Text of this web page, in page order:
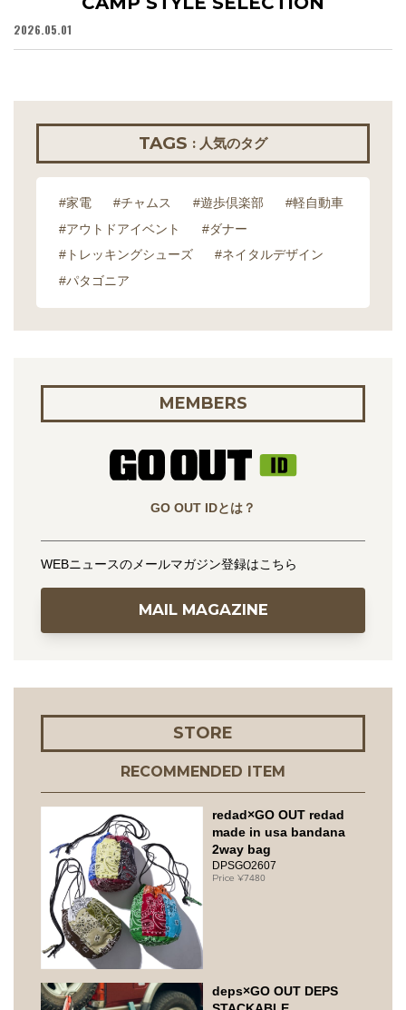
2026.05.01
TAGS : 人気のタグ
#家電 #チャムス #遊歩倶楽部
#軽自動車
#アウトドアイベント
#ダナー
#トレッキングシューズ
#ネイタルデザイン
#パタゴニア
MEMBERS
GO OUT IDとは？
WEBニュースのメールマガジン登録はこちら
MAIL MAGAZINE
STORE
RECOMMENDED ITEM
redad×GO OUT redad
made in usa bandana
2way bag
DPSGO2607
7480
deps×GO OUT DEPS